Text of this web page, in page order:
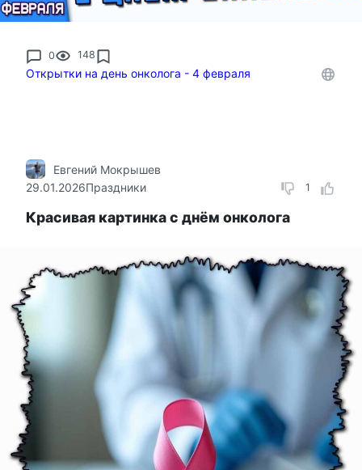
0 148
Открытки на день онколога - 4 февраля
1
Евгений Мокрышев
29.01.2026Праздники
Красивая картинка с днём онколога